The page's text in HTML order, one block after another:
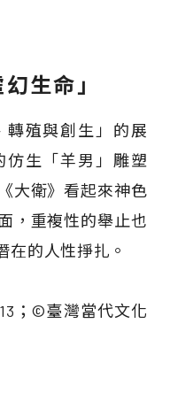
生命」
殖與創生」的展
生「羊男」雕塑
大衛》看起來神色
，重複性的舉止也
在的人性掙扎。
；©臺灣當代文化